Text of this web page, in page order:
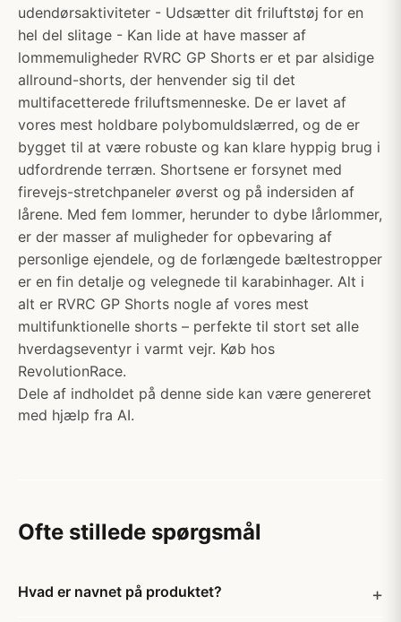
udendørsaktiviteter - Udsætter dit friluftstøj for en
hel del slitage - Kan lide at have masser af
lommemuligheder RVRC GP Shorts er et par alsidige
allround-shorts, der henvender sig til det
multifacetterede friluftsmenneske. De er lavet af
vores mest holdbare polybomuldslærred, og de er
bygget til at være robuste og kan klare hyppig brug i
udfordrende terræn. Shortsene er forsynet med
firevejs-stretchpaneler øverst og på indersiden af
lårene. Med fem lommer, herunder to dybe lårlommer,
er der masser af muligheder for opbevaring af
personlige ejendele, og de forlængede bæltestropper
er en fin detalje og velegnede til karabinhager. Alt i
alt er RVRC GP Shorts nogle af vores mest
multifunktionelle shorts – perfekte til stort set alle
hverdagseventyr i varmt vejr. Køb hos
RevolutionRace.
Dele af indholdet på denne side kan være genereret
med hjælp fra AI.
Ofte stillede spørgsmål
Hvad er navnet på produktet?